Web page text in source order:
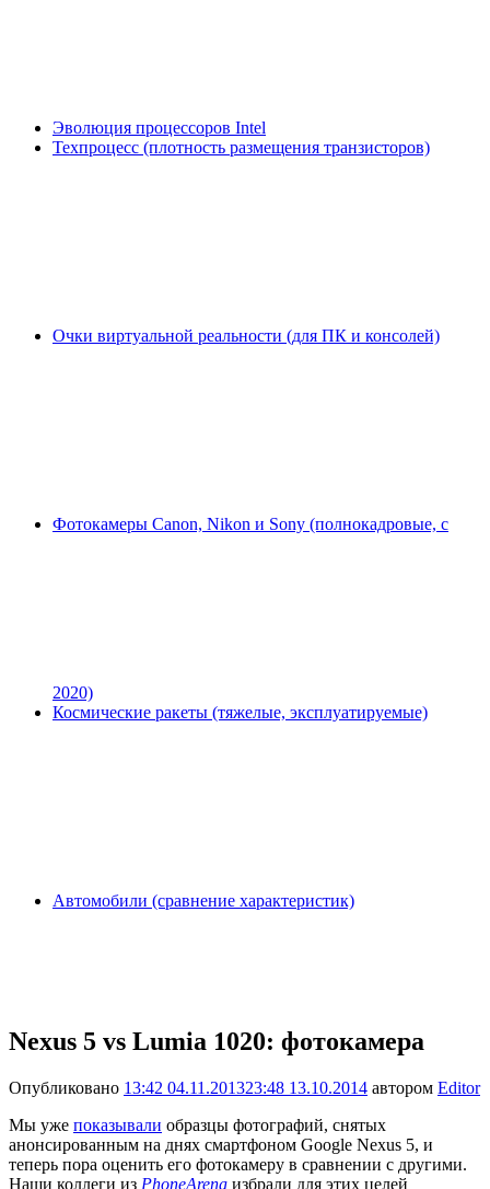
Эволюция процессоров Intel
Техпроцесс (плотность размещения транзисторов)
Очки виртуальной реальности (для ПК и консолей)
Фотокамеры Canon, Nikon и Sony (полнокадровые, с
2020)
Космические ракеты (тяжелые, эксплуатируемые)
Автомобили (сравнение характеристик)
Nexus 5 vs Lumia 1020: фотокамера
Опубликовано 13:42 04.11.201323:48 13.10.2014 автором Editor
Мы уже показывали образцы фотографий, снятых
анонсированным на днях смартфоном Google Nexus 5, и
теперь пора оценить его фотокамеру в сравнении с другими.
Наши коллеги из PhoneArena избрали для этих целей